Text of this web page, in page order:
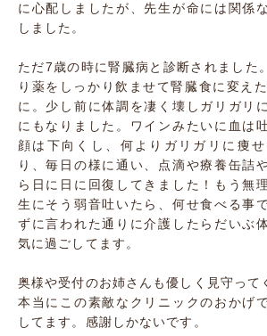
に心配しましたが、先生が命には関係
しました。
ただ7歳の時に腎臓病と診断されました
り薬をしっかり飲ませて腎臓食に変え
に。少し前に体調を凄く壊しガリガリ
にもなりました。ワインみたいに血は
顔は下向くし、何よりガリガリに痩
り、毎日の様に通い、点滴や療養缶詰
ら日に日に回復してきました！もう無
生にそう弱音吐いたら、何せ食べる事
ずに言われた通りに介護したらだいぶ
気に過ごしてます。
奥様や受付のお姉さんも優しく見守って
本当にこの素敵なクリニックのおかげ
してます。感謝しかないです。